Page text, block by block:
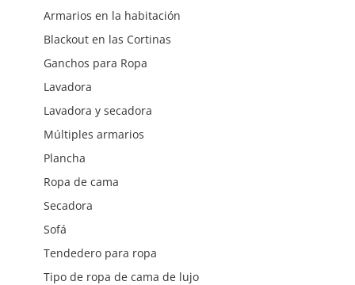
Armarios en la habitación
Blackout en las Cortinas
Ganchos para Ropa
Lavadora
Lavadora y secadora
Múltiples armarios
Plancha
Ropa de cama
Secadora
Sofá
Tendedero para ropa
Tipo de ropa de cama de lujo